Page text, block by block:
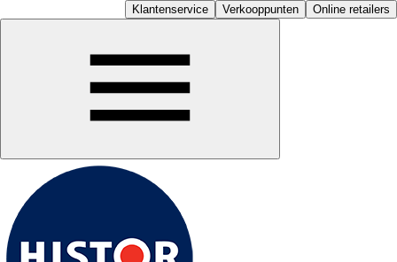
Klantenservice Verkooppunten Online retailers